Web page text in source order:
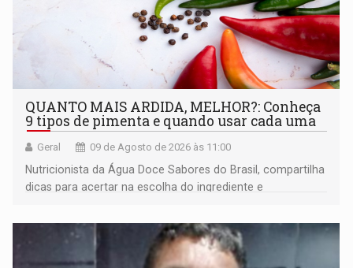
QUANTO MAIS ARDIDA, MELHOR?: Conheça
9 tipos de pimenta e quando usar cada uma
Geral 09 de Agosto de 2026 às 11:00
Nutricionista da Água Doce Sabores do Brasil, compartilha
dicas para acertar na escolha do ingrediente e